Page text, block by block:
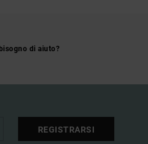
di aiuto?
REGISTRARSI